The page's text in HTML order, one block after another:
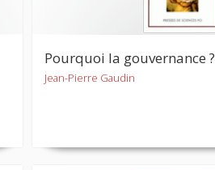
Pourquoi la gouvernance ?
Jean-Pierre Gaudin